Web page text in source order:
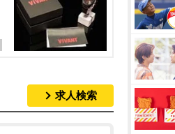
求人検索